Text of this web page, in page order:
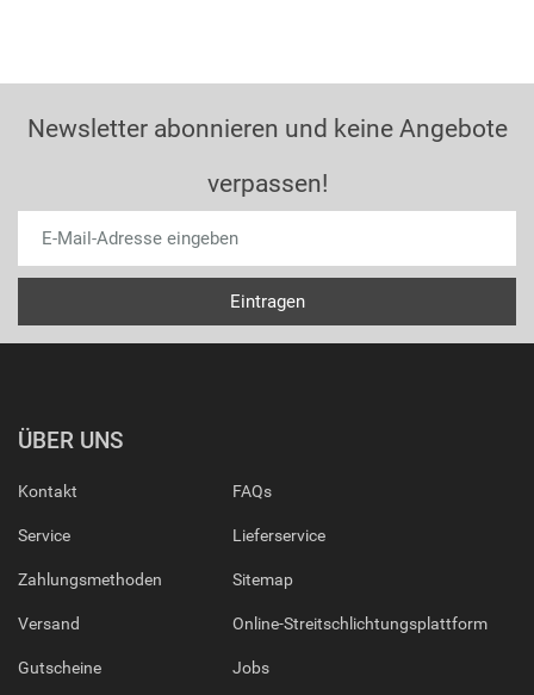
Newsletter abonnieren und keine Angebote
verpassen!
ÜBER UNS
Kontakt
Service
Zahlungsmethoden
Versand
Gutscheine
FAQs
Lieferservice
Sitemap
Online-Streitschlichtungsplattform
Jobs